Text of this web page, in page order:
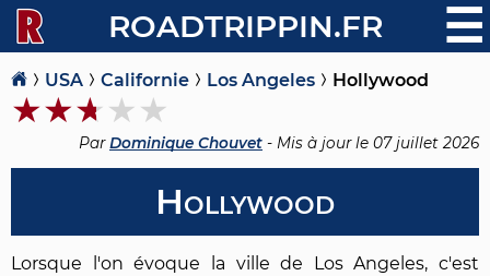
ROADTRIPPIN.FR ☰
USA Californie Los Angeles Hollywood
ParDominique Chouvet - Mis à jour le 07 juillet 2026
Hollywood
Lorsque l'on évoque la ville de Los Angeles, c'est